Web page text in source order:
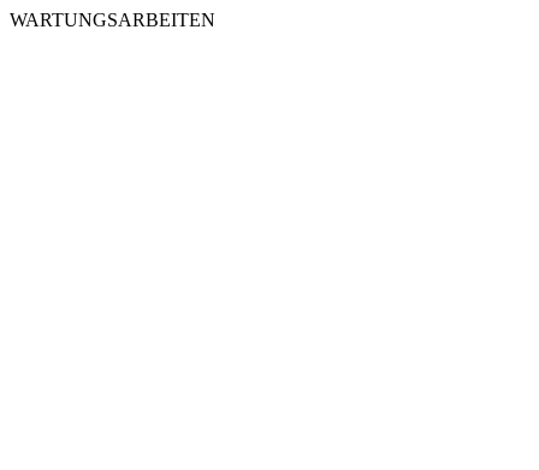
WARTUNGSARBEITEN